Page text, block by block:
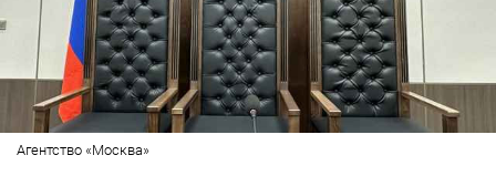
Агентство «Москва»